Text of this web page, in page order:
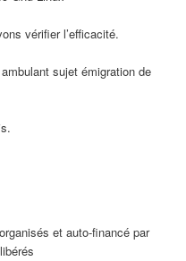
vérifier l’efficacité.
sujet émigration de
et auto-financé par